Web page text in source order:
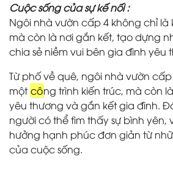
Cuộc sống của sự kế nối :
Ngôi nhà vườn cấp 4 không chỉ là
mà còn là nơi gắn kết, tạo dựng
chia sẻ niềm vui bên gia đình yêu
Từ phố về quê, ngôi nhà vườn
mộtcông trình kiến trúc, mà còn
yêu thương và gắn kết gia đình.
người có thể tìm thấy sự bình yên,
hưởng hạnh phúc đơn giản từ
của cuộc sống.